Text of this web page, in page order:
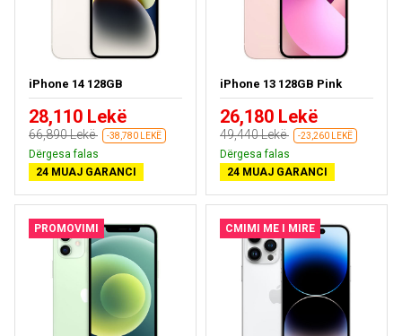
iPhone 14 128GB
28,110 Lekë
66,890 Lekë -38,780 LEKË
Dërgesa falas
24 MUAJ GARANCI
iPhone 13 128GB Pink
26,180 Lekë
49,440 Lekë -23,260 LEKË
Dërgesa falas
24 MUAJ GARANCI
PROMOVIMI CMIMI ME I MIRE